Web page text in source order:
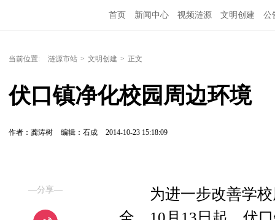
首页 新闻中心 视频涟源 文明创建 公
当前位置: 涟源市站 > 文明创建 > 正文
伏口镇净化校园周边环境
作者：龚涛树 编辑：石成 2014-10-23 15:18:09
—分享—
为进一步改善学校